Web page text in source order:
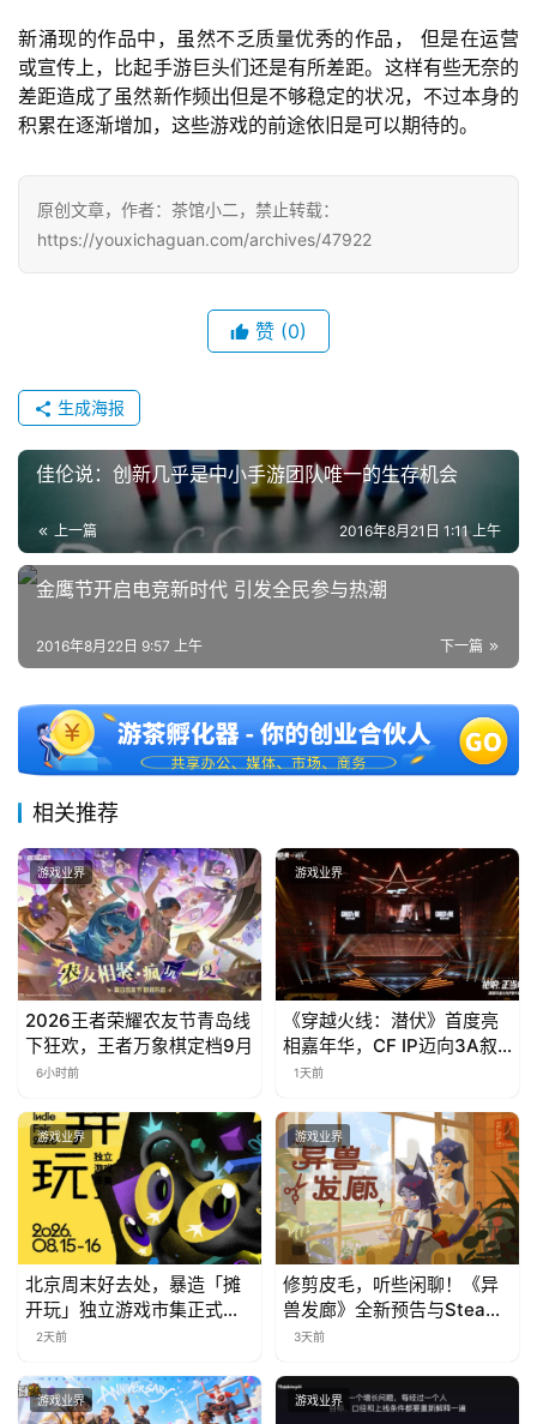
届
金
茶
奖
7
月
日
游
茶
对
接
海
站
中
文
(
中
国
)
新涌现的作品中，虽然不乏质量优秀的作品， 但是在运营
或宣传上，比起手游巨头们还是有所差距。这样有些无奈的
差距造成了虽然新作频出但是不够稳定的状况，不过本身的
积累在逐渐增加，这些游戏的前途依旧是可以期待的。
原创文章，作者：茶馆小二，禁止转载：
https://youxichaguan.com/archives/47922
赞 (0)
生成海报
佳伦说：创新几乎是中小手游团队唯一的生存机会
上一篇 2016年8月21日 1:11 上午
金鹰节开启电竞新时代 引发全民参与热潮
下一篇
2016年8月22日 9:57 上午
相关推荐
游戏业界
2026王者荣耀农友节青岛线
下狂欢，王者万象棋定档9月
6小时前
游戏业界
《穿越火线：潜伏》首度亮
相嘉年华，CF IP迈向3A叙
事新高度
1天前
游戏业界
北京周末好去处，暴造「摊
开玩」独立游戏市集正式开
票！
2天前
游戏业界
修剪皮毛，听些闲聊！《异
兽发廊》全新预告与Steam
免费试玩公开
3天前
游戏业界 游戏业界